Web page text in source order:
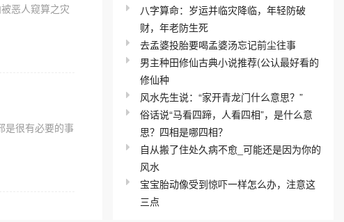
恶人窥算之灾
是很有必要的事
八字算命：岁运并临灾降临，年轻防破
财，年老防生死
去孟婆投胎要喝孟婆汤忘记前尘往事
男主种田修仙古典小说推荐(公认最好看的
修仙种
风水先生说：“家开青龙门什么意思？”
俗话说“马看四蹄，人看四相”，是什么意
思？四相是哪四相？
自从搬了住处久病不愈_可能还是因为你的
风水
宝宝胎动像受到惊吓一样怎么办，注意这
三点